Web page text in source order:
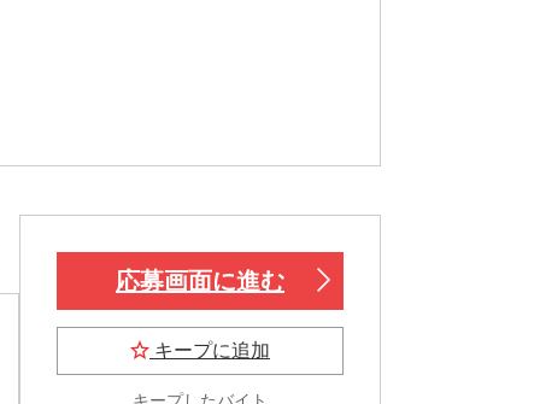
応募画面に進む
キープに追加
キープしたバイト